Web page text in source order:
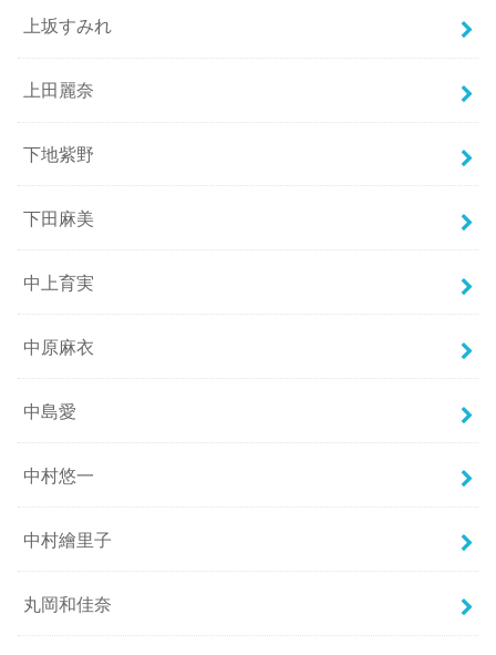
上坂すみれ
上田麗奈
下地紫野
下田麻美
中上育実
中原麻衣
中島愛
中村悠一
中村繪里子
丸岡和佳奈